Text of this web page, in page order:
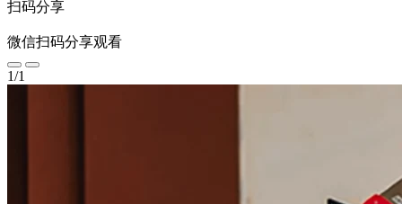
扫码分享
微信扫码分享观看
1/1